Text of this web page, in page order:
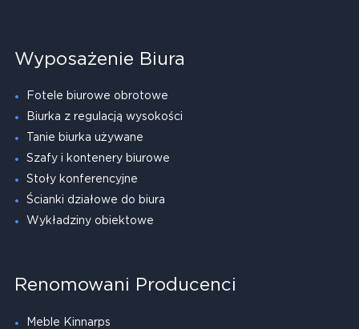
Wyposażenie Biura
Fotele biurowe obrotowe
Biurka z regulacją wysokości
Tanie biurka używane
Szafy i kontenery biurowe
Stoły konferencyjne
Ścianki działowe do biura
Wykładziny obiektowe
Renomowani Producenci
Meble Kinnarps